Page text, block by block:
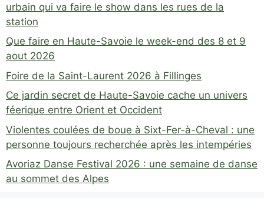
urbain qui va faire le show dans les rues de la
station
Que faire en Haute-Savoie le week-end des 8 et 9
aout 2026
Foire de la Saint-Laurent 2026 à Fillinges
Ce jardin secret de Haute-Savoie cache un univers
féerique entre Orient et Occident
Violentes coulées de boue à Sixt-Fer-à-Cheval : une
personne toujours recherchée après les intempéries
Avoriaz Danse Festival 2026 : une semaine de danse
au sommet des Alpes